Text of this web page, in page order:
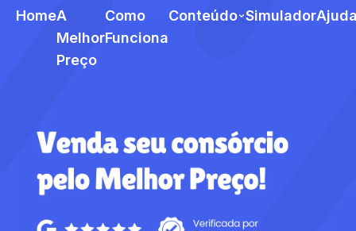
HomeA
Melhor
Preço
Como
Funciona
Conteúdo Simulador